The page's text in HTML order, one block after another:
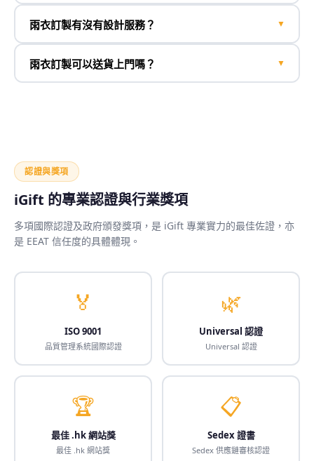
雨衣訂製有沒有設計服務？ ▼
雨衣訂製可以送貨上門嗎？ ▼
認證與獎項
iGift 的專業認證與行業獎項
多項國際認證及政府頒發獎項，是 iGift 專業實力的最佳佐證，亦
是 EEAT 信任度的具體體現。
🏅
ISO 9001
品質管理系統國際認證
🌿
Universal 認證
Universal 認證
🏆
最佳 .hk 網站獎
最佳 .hk 網站獎
📋
Sedex 證書
Sedex 供應鏈審核認證